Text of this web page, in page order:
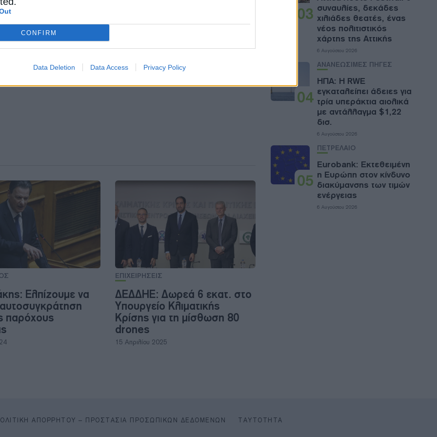
CONFIRM
Data Deletion Data Access Privacy Policy
της Αττικής Οδού
Ελπίζουμε να
παρόχους
ΕΠΙΧΕΙΡΗΣΕΙΣ
ΔΕΔΔΗΕ: Δωρεά 6 εκατ. στο
Υπουργείο Κλιματικής
Κρίσης για τη μίσθωση 80
drones
15 Απριλίου 2025
03 συναυλίες, δεκάδες
χιλιάδες θεατές, ένας
νέος πολιτιστικός
χάρτης της Αττικής
6 Αυγούστου 2026
04
ΑΝΑΝΕΩΣΙΜΕΣ ΠΗΓΕΣ
ΗΠΑ: Η RWE
εγκαταλείπει άδειες για
τρία υπεράκτια αιολικά
με αντάλλαγμα $1,22
δισ.
6 Αυγούστου 2026
05
ΠΕΤΡΕΛΑΙΟ
Eurobank: Εκτεθειμένη
η Ευρώπη στον κίνδυνο
διακύμανσης των τιμών
ενέργειας
6 Αυγούστου 2026
ΑΠΟΡΡΉΤΟΥ – ΠΡΟΣΤΑΣΊΑ ΠΡΟΣΩΠΙΚΏΝ ΔΕΔΟΜΈΝΩΝ ΤΑΥΤΌΤΗΤΑ